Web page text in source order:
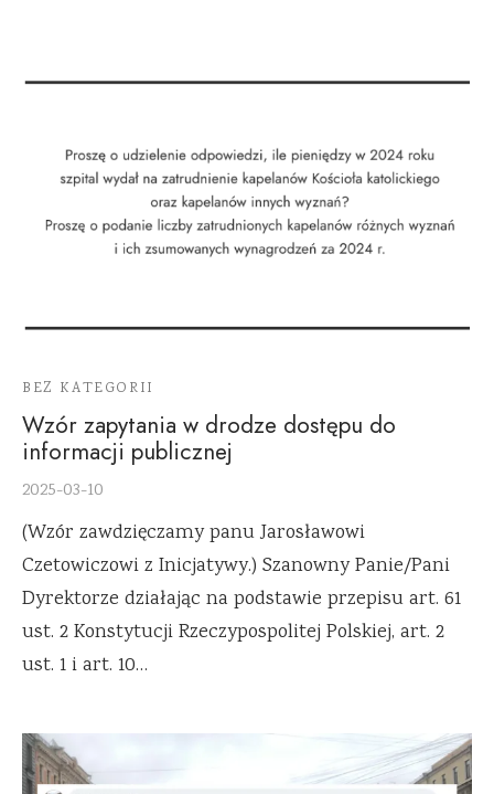
BEZ KATEGORII
Wzór zapytania w drodze dostępu do
informacji publicznej
2025-03-10
(Wzór zawdzięczamy panu Jarosławowi
Czetowiczowi z Inicjatywy.) Szanowny Panie/Pani
Dyrektorze działając na podstawie przepisu art. 61
ust. 2 Konstytucji Rzeczypospolitej Polskiej, art. 2
ust. 1 i art. 10…